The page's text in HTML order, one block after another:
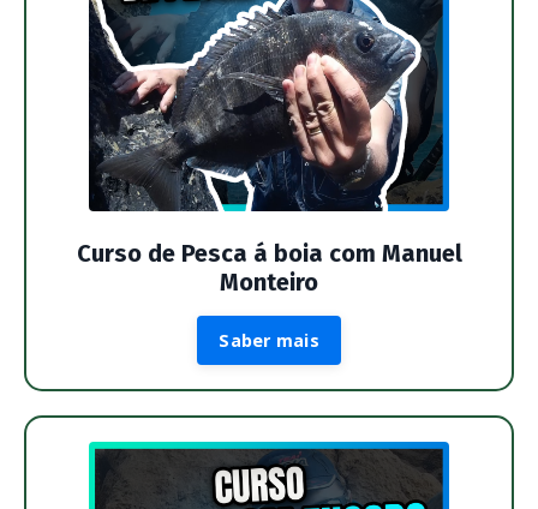
Curso de Pesca á boia com Manuel
Monteiro
Saber mais